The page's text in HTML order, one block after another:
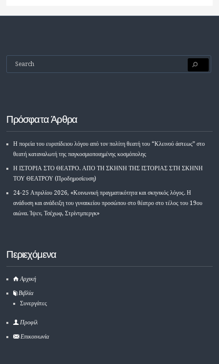
Πρόσφατα Άρθρα
Η πορεία του ευριπίδειου λόγου από τον πολίτη θεατή του “Κλεινού άστεως” στο
θεατή καταναλωτή της παγκοσμιοποιημένης κοσμόπολης
Η ΙΣΤΟΡΙΑ ΣΤΟ ΘΕΑΤΡΟ. ΑΠΟ ΤΗ ΣΚΗΝΗ ΤΗΣ ΙΣΤΟΡΙΑΣ ΣΤΗ ΣΚΗΝΗ
ΤΟΥ ΘΕΑΤΡΟΥ (Προδημοσίευση)
24-25 Απριλίου 2026, «Κοινωνική πραγματικότητα και σκηνικός λόγος. Η
ανάδυση και ανάδειξη του γυναικείου προσώπου στο θέατρο στο τέλος του 19ου
αιώνα. Ίψεν, Τσέχωφ, Στρίντμπεργκ»
Περιεχόμενα
Αρχική
Βιβλία
Συνεργάτες
Προφίλ
Επικοινωνία